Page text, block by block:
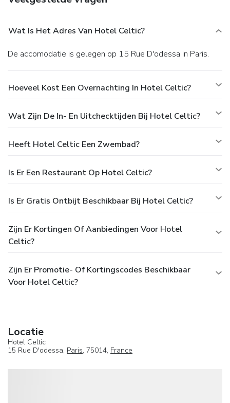
Wat Is Het Adres Van Hotel Celtic?
De accomodatie is gelegen op 15 Rue D'odessa in Paris.
Hoeveel Kost Een Overnachting In Hotel Celtic?
Wat Zijn De In- En Uitchecktijden Bij Hotel Celtic?
Heeft Hotel Celtic Een Zwembad?
Is Er Een Restaurant Op Hotel Celtic?
Is Er Gratis Ontbijt Beschikbaar Bij Hotel Celtic?
Zijn Er Kortingen Of Aanbiedingen Voor Hotel
Celtic?
Zijn Er Promotie- Of Kortingscodes Beschikbaar
Voor Hotel Celtic?
Locatie
Hotel Celtic
15 Rue D'odessa, Paris, 75014, France